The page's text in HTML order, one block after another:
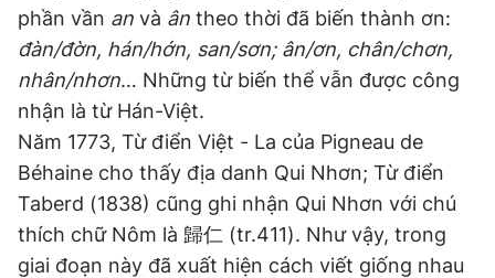
phần vần an và ân theo thời đã biến thành ơn:
đàn/đờn, hán/hớn, san/sơn; ân/ơn, chân/chơn,
nhân/nhơn… Những từ biến thể vẫn được công
nhận là từ Hán-Việt.
Năm 1773, Từ điển Việt - La của Pigneau de
Béhaine cho thấy địa danh Qui Nhơn; Từ điển
Taberd (1838) cũng ghi nhận Qui Nhơn với chú
thích chữ Nôm là 歸仁 (tr.411). Như vậy, trong
giai đoạn này đã xuất hiện cách viết giống nhau